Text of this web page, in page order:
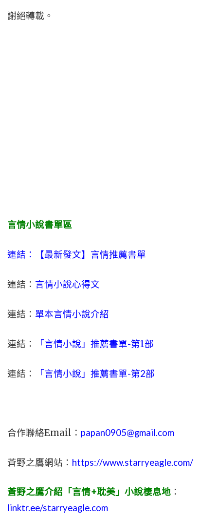
謝絕轉載。
言情小說書單區
連結：【最新發文】 言情推薦書單
連結： 言情小說心得文
連結： 單本言情小說介紹
連結： 「言情小說」推薦書單-第1部
連結： 「言情小說」推薦書單-第2部
合作聯絡Email： papan0905@gmail.com
蒼野之鷹網站： https://www.starryeagle.com/
蒼野之鷹介紹「言情+耽美」小說棲息地 ：
linktr.ee/starryeagle.com